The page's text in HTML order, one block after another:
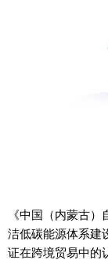
《中国（内蒙古
洁低碳能源体系建
证在跨境贸易中的